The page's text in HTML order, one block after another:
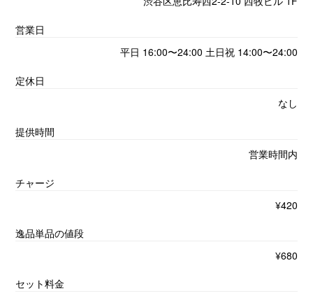
営業日
平日 16:00〜24:00 土日祝 14:00〜24:00
定休日
なし
提供時間
営業時間内
チャージ
¥420
逸品単品の値段
¥680
セット料金